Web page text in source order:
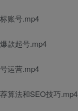
账号.mp4
款起号.mp4
运营.mp4
算法和SEO技巧.mp4